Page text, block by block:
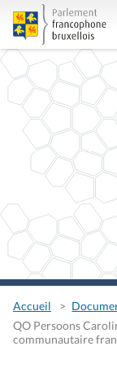
Accueil
QO Persoons
communautaire